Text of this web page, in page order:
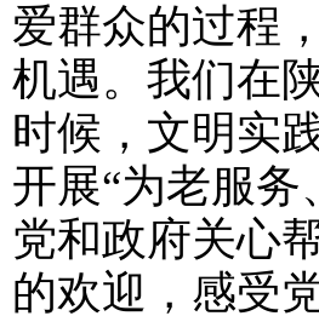
爱群众的过程
机遇。我们在
时候，文明实
开展“为老服
党和政府关心
的欢迎，感受